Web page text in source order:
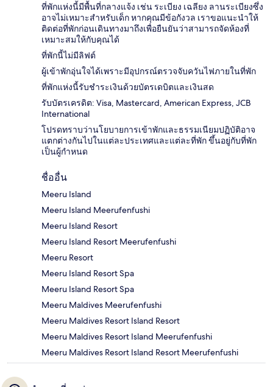
ที่พักแห่งนี้มีพื้นที่กลางแจ้ง เช่น ระเบียง เฉลียง ลานระเบียงซึ่ง
อาจไม่เหมาะสำหรับเด็ก หากคุณมีข้อกังวล เราขอแนะนำให้
ติดต่อที่พักก่อนเดินทางมาถึงเพื่อยืนยันว่าสามารถจัดห้องที่
เหมาะสมให้กับคุณได้
ที่พักนี้ไม่มีลิฟต์
ผู้เข้าพักอุ่นใจได้เพราะมีอุปกรณ์ตรวจจับควันไฟภายในที่พัก
ที่พักแห่งนี้รับชำระเงินด้วยบัตรเดบิตและเงินสด
รับบัตรเครดิต: Visa, Mastercard, American Express, JCB
International
โปรดทราบว่านโยบายการเข้าพักและธรรมเนียมปฏิบัติอาจ
แตกต่างกันไปในแต่ละประเทศและแต่ละที่พัก ขึ้นอยู่กับที่พัก
เป็นผู้กำหนด
ชื่ออื่น
Meeru Island
Meeru Island Meerufenfushi
Meeru Island Resort
Meeru Island Resort Meerufenfushi
Meeru Resort
Meeru Island Resort Spa
Meeru Island Resort Spa
Meeru Maldives Meerufenfushi
Meeru Maldives Resort Island Resort
Meeru Maldives Resort Island Meerufenfushi
Meeru Maldives Resort Island Resort Meerufenfushi